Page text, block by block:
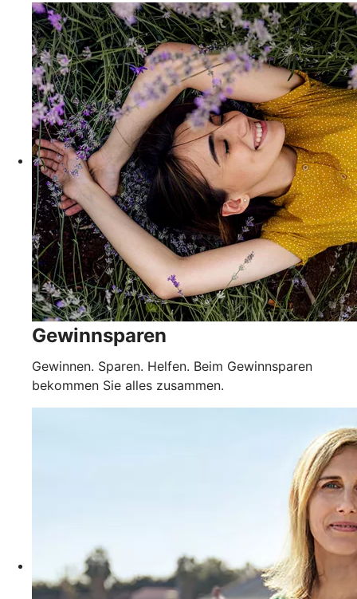
Gewinnsparen
Gewinnen. Sparen. Helfen. Beim Gewinnsparen
bekommen Sie alles zusammen.